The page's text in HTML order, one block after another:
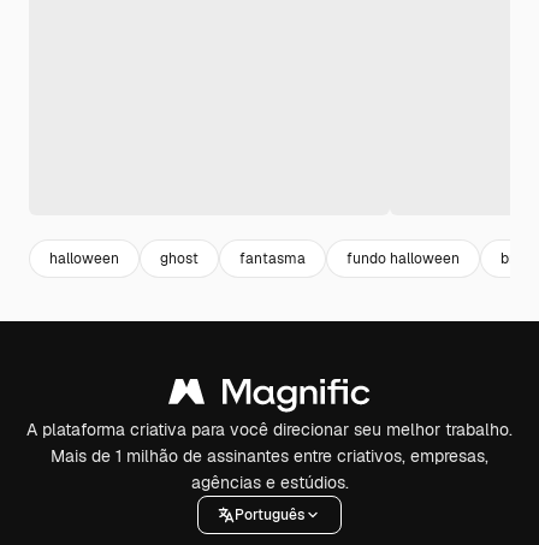
halloween ghost fantasma fundo halloween bruxa
A plataforma criativa para você direcionar seu melhor trabalho.
Mais de 1 milhão de assinantes entre criativos, empresas,
agências e estúdios.
Português